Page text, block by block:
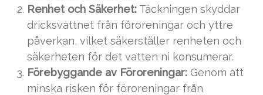
Renhet och Säkerhet: Täckningen skyddar
dricksvattnet från föroreningar och yttre
påverkan, vilket säkerställer renheten och
säkerheten för det vatten ni konsumerar.
Förebyggande av Föroreningar: Genom att
minska risken för föroreningar från